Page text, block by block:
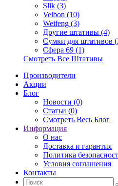
Slik (3)
Velbon (10)
Weifeng (3)
Другие штативы (4)
Сумки для штативов
Сфера 69 (1)
Смотреть Все Штативы
Производители
Акции
Блог
Новости (0)
Статьи (0)
Смотреть Весь Блог
Информация
О нас
Доставка и гарантия
Политика
Условия соглашения
Контакты